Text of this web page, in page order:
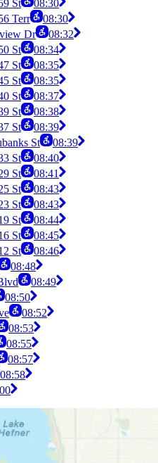
St
08:30
Terr
08:30
Dr
08:32
St
08:34
St
08:35
St
08:35
St
08:37
St
08:38
St
08:39
St
08:39
St
08:40
St
08:41
St
08:43
St
08:43
St
08:44
St
08:45
St
08:46
08:48
08:49
08:50
08:52
08:53
08:55
08:57
08:58